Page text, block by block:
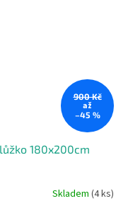
900 Kč
až
–45 %
180x200cm
Skladem (4 ks)